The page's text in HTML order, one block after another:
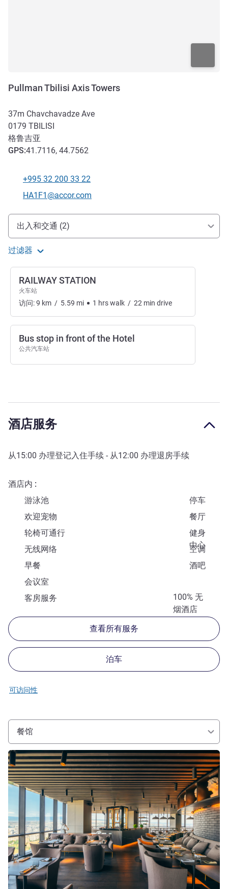
Pullman Tbilisi Axis Towers
37m Chavchavadze Ave
0179 TBILISI
格鲁吉亚
GPS:41.7116, 44.7562
电话
+995 32 200 33 22
联系电子邮件
HA1F1@accor.com
抵达和交通
出入和交通 (2)
过滤器
RAILWAY STATION
火车站
访问:9 km / 5.59 mi 1 hrswalk / 22 min drive
Bus stop in front of the Hotel
公共汽车站
酒店服务
从15:00 办理登记入住手续 - 从12:00 办理退房手续
酒店内
游泳池
停车
欢迎宠物
餐厅
轮椅可通行
健身
中心
无线网络
空调
早餐
酒吧
会议室
100% 无
烟酒店
客房服务
查看所有服务
泊车
可访问性
餐馆
请参阅详情